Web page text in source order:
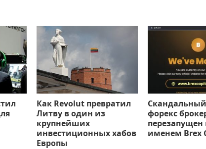
Как Revolut превратил
Литву в один из
крупнейших
инвестиционных хабов
Европы
форекс
перезапущен
именем Brex